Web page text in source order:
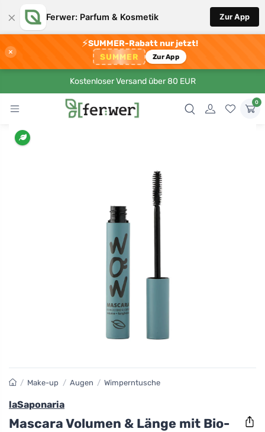
× Ferwer: Parfum & Kosmetik Zur App
×
⚡SUMMER-Rabatt nur jetzt!
SUMMER Zur App
Kostenloser Versand über 80 EUR
0
/ Make-up / Augen / Wimperntusche
laSaponaria
Mascara Volumen & Länge mit Bio-